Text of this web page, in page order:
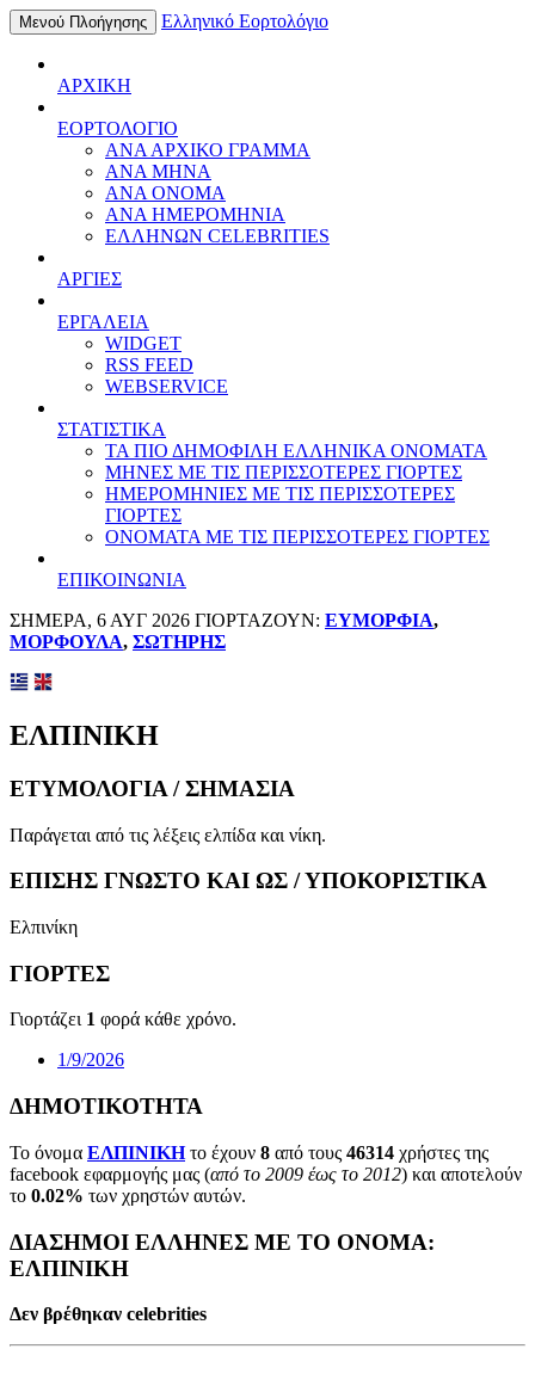
Μενού Πλοήγησης Ελληνικό Εορτολόγιο
ΑΡΧΙΚΗ
ΕΟΡΤΟΛΟΓΙΟ
ΑΝΑ ΑΡΧΙΚΟ ΓΡΑΜΜΑ
ΑΝΑ ΜΗΝΑ
ΑΝΑ ΟΝΟΜΑ
ΑΝΑ ΗΜΕΡΟΜΗΝΙΑ
ΕΛΛΗΝΩΝ CELEBRITIES
ΑΡΓΙΕΣ
ΕΡΓΑΛΕΙΑ
WIDGET
RSS FEED
WEBSERVICE
ΣΤΑΤΙΣΤΙΚΑ
ΤΑ ΠΙΟ ΔΗΜΟΦΙΛΗ ΕΛΛΗΝΙΚΑ ΟΝΟΜΑΤΑ
ΜΗΝΕΣ ΜΕ ΤΙΣ ΠΕΡΙΣΣΟΤΕΡΕΣ ΓΙΟΡΤΕΣ
ΗΜΕΡΟΜΗΝΙΕΣ ΜΕ ΤΙΣ ΠΕΡΙΣΣΟΤΕΡΕΣ
ΓΙΟΡΤΕΣ
ΟΝΟΜΑΤΑ ΜΕ ΤΙΣ ΠΕΡΙΣΣΟΤΕΡΕΣ ΓΙΟΡΤΕΣ
ΕΠΙΚΟΙΝΩΝΙΑ
ΣΗΜΕΡΑ, 6 ΑΥΓ 2026 ΓΙΟΡΤΑΖΟΥΝ: ΕΥΜΟΡΦΙΑ,
ΜΟΡΦΟΥΛΑ, ΣΩΤΗΡΗΣ
ΕΛΠΙΝΙΚΗ
ΕΤΥΜΟΛΟΓΙΑ / ΣΗΜΑΣΙΑ
Παράγεται από τις λέξεις ελπίδα και νίκη.
ΕΠΙΣΗΣ ΓΝΩΣΤΟ ΚΑΙ ΩΣ / ΥΠΟΚΟΡΙΣΤΙΚΑ
Ελπινίκη
ΓΙΟΡΤΕΣ
Γιορτάζει 1 φορά κάθε χρόνο.
1/9/2026
ΔΗΜΟΤΙΚΟΤΗΤΑ
Το όνομα ΕΛΠΙΝΙΚΗτο έχουν 8 από τους 46314 χρήστες της
facebook εφαρμογής μας (από το 2009 έως το 2012) και αποτελούν
το 0.02% των χρηστών αυτών.
ΔΙΑΣΗΜΟΙ ΕΛΛΗΝΕΣ ΜΕ ΤΟ ΟΝΟΜΑ:
ΕΛΠΙΝΙΚΗ
Δεν βρέθηκαν celebrities